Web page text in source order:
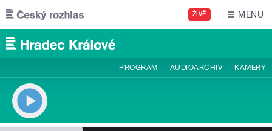
Přejít k hlavnímu obsahu
ŽIVĚ MENU
PROGRAM AUDIOARCHIV KAMERY